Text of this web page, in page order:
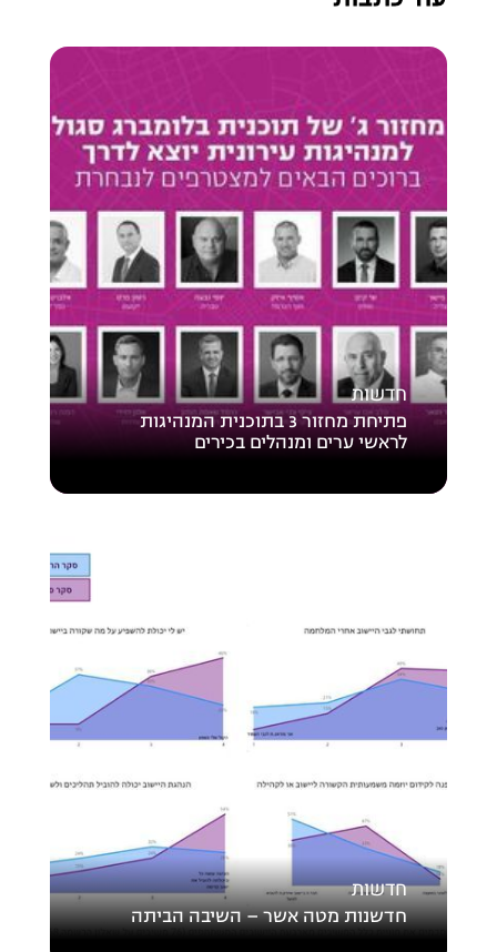
חדשות
פתיחת מחזור 3 בתוכנית המנהיגות
לראשי ערים ומנהלים בכירים
חדשות
חדשנות מטה אשר – השיבה הביתה